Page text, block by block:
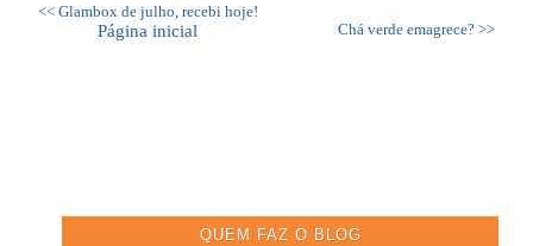
<< Glambox de julho, recebi hoje!
Chá verde emagrece? >>
Página inicial
QUEM FAZ O BLOG